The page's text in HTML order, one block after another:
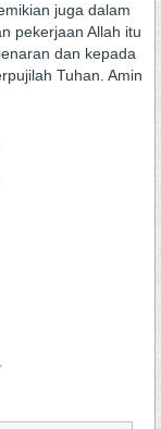
juga dalam
pekerjaan Allah itu
dan kepada
Tuhan. Amin